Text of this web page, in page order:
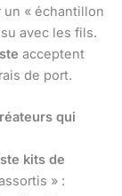
« échantillon
avec les fils.
acceptent
de port.
qui
kits de
» :